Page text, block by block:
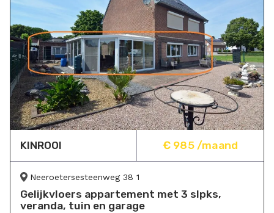
KINROOI € 985 /maand
Neeroetersesteenweg 38 1
Gelijkvloers appartement met 3 slpks,
veranda, tuin en garage